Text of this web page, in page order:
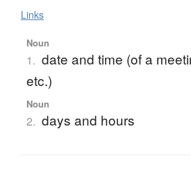
Links
Noun
1. date and time (of a
etc.)
Noun
2. days and hours